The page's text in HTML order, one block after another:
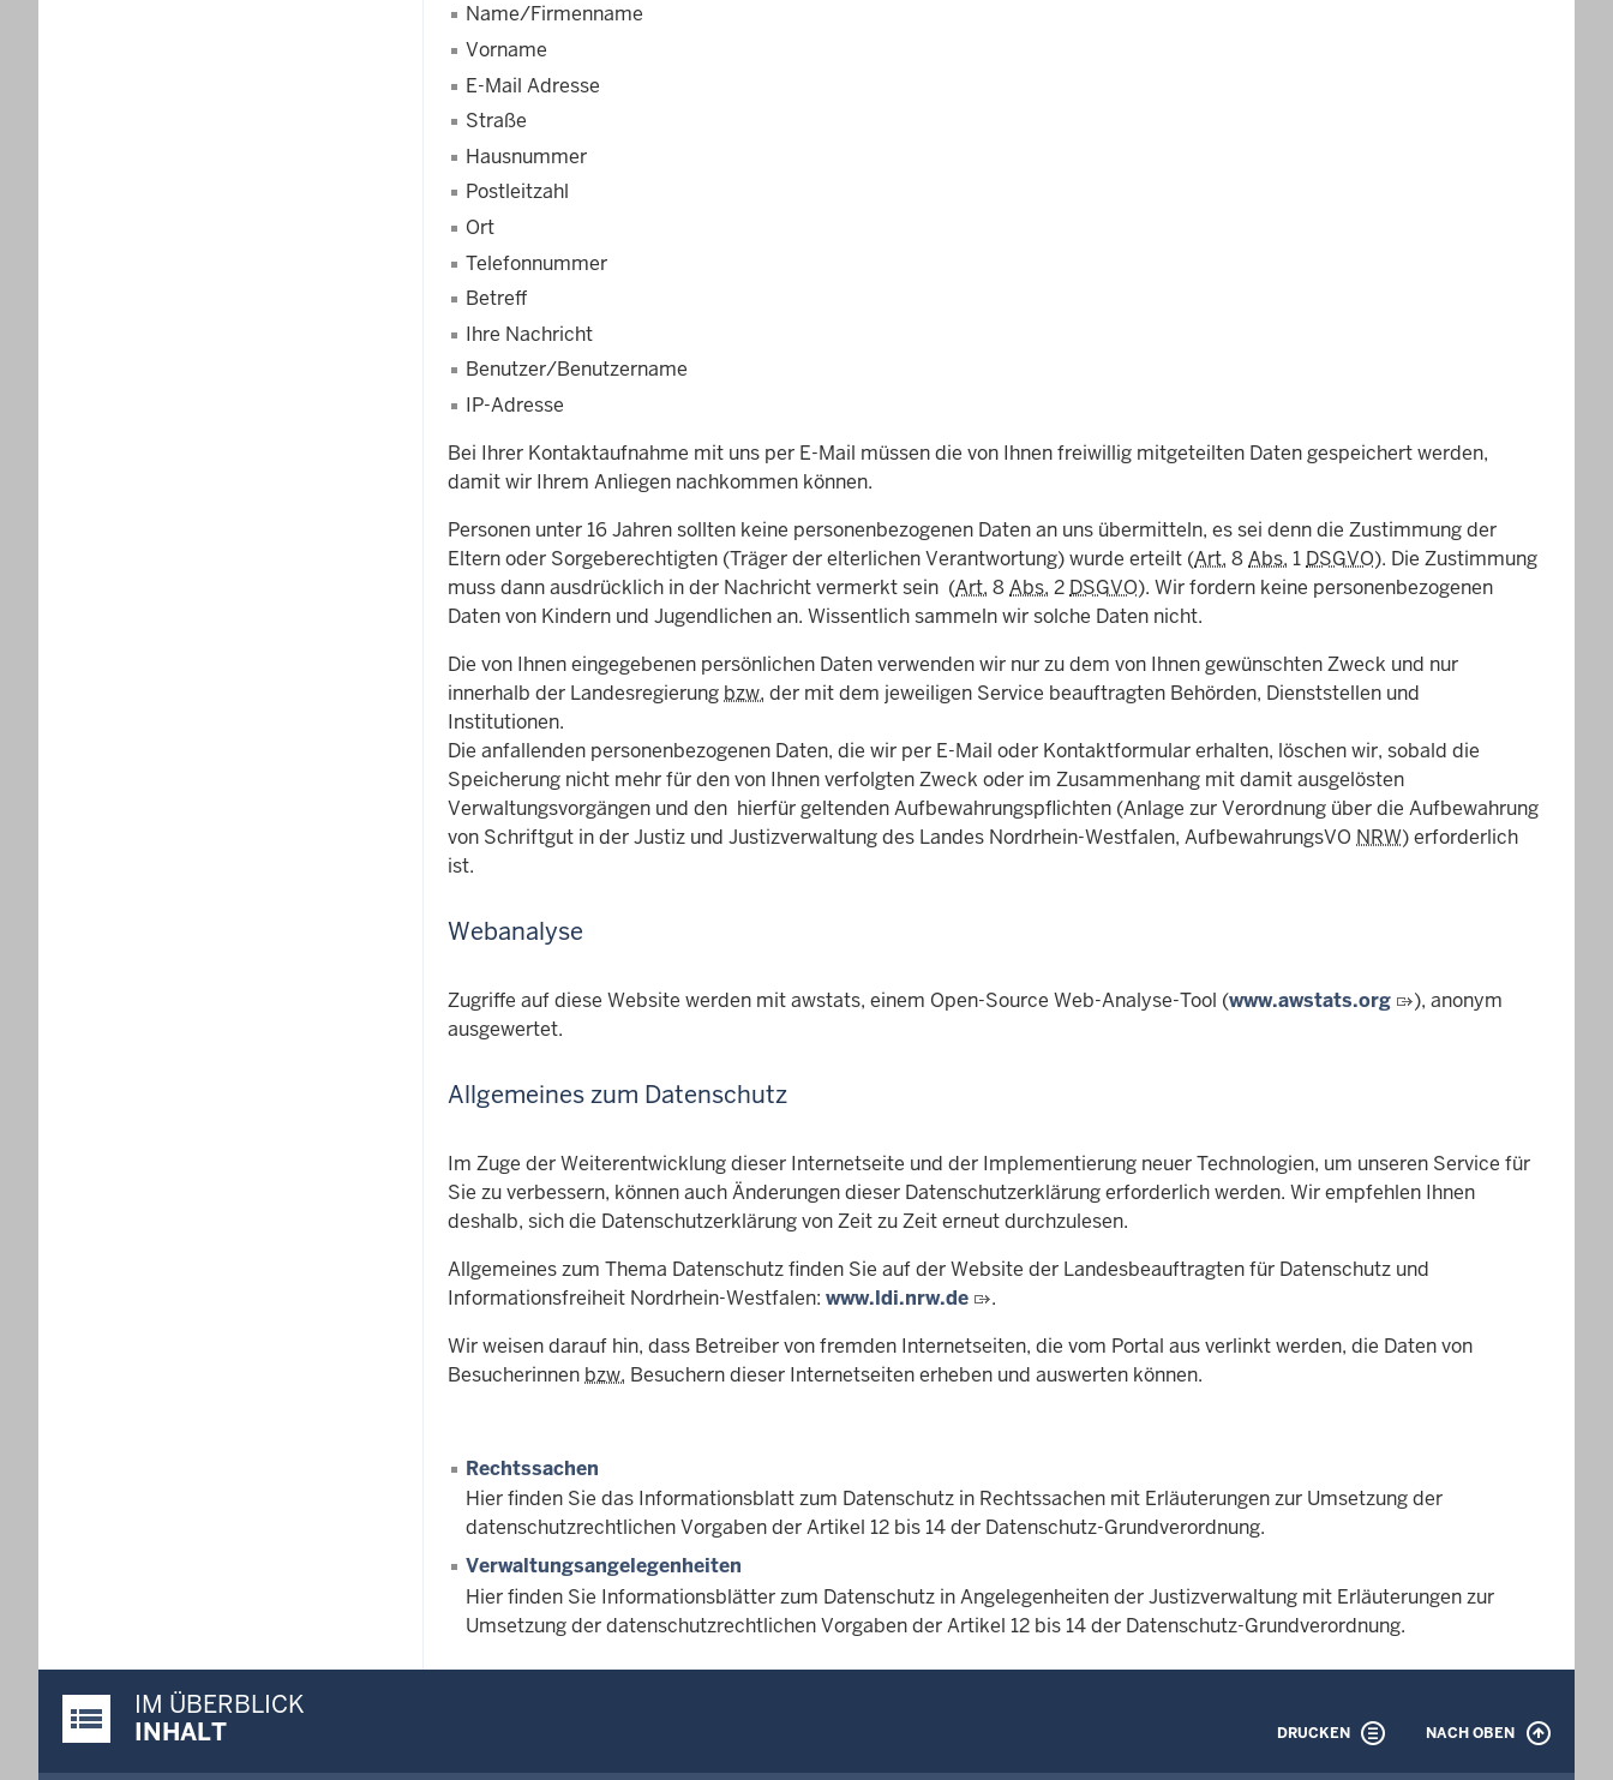
Name/Firmenname
Vorname
E-Mail Adresse
Straße
Hausnummer
Postleitzahl
Ort
Telefonnummer
Betreff
Ihre Nachricht
Benutzer/Benutzername
IP-Adresse
Bei Ihrer Kontaktaufnahme mit uns per E-Mail müssen die von Ihnen freiwillig mitgeteilten Daten gespeichert werden,
damit wir Ihrem Anliegen nachkommen können.
Personen unter 16 Jahren sollten keine personenbezogenen Daten an uns übermitteln, es sei denn die Zustimmung der
Eltern oder Sorgeberechtigten (Träger der elterlichen Verantwortung) wurde erteilt (Art. 8Abs. 1 DSGVO). Die Zustimmung
muss dann ausdrücklich in der Nachricht vermerkt sein (Art. 8Abs. 2 DSGVO). Wir fordern keine personenbezogenen
Daten von Kindern und Jugendlichen an. Wissentlich sammeln wir solche Daten nicht.
Die von Ihnen eingegebenen persönlichen Daten verwenden wir nur zu dem von Ihnen gewünschten Zweck und nur
innerhalb der Landesregierung bzw. der mit dem jeweiligen Service beauftragten Behörden, Dienststellen und
Institutionen.
Die anfallenden personenbezogenen Daten, die wir per E-Mail oder Kontaktformular erhalten, löschen wir, sobald die
Speicherung nicht mehr für den von Ihnen verfolgten Zweck oder im Zusammenhang mit damit ausgelösten
Verwaltungsvorgängen und den hierfür geltenden Aufbewahrungspflichten (Anlage zur Verordnung über die Aufbewahrung
von Schriftgut in der Justiz und Justizverwaltung des Landes Nordrhein-Westfalen, AufbewahrungsVO NRW) erforderlich
ist.
Webanalyse
Zugriffe auf diese Website werden mit awstats, einem Open-Source Web-Analyse-Tool (www.awstats.org
), anonym
ausgewertet.
Allgemeines zum Datenschutz
Im Zuge der Weiterentwicklung dieser Internetseite und der Implementierung neuer Technologien, um unseren Service für
Sie zu verbessern, können auch Änderungen dieser Datenschutzerklärung erforderlich werden. Wir empfehlen Ihnen
deshalb, sich die Datenschutzerklärung von Zeit zu Zeit erneut durchzulesen.
Allgemeines zum Thema Datenschutz finden Sie auf der Website der Landesbeauftragten für Datenschutz und
Informationsfreiheit Nordrhein-Westfalen: www.ldi.nrw.de
.
Wir weisen darauf hin, dass Betreiber von fremden Internetseiten, die vom Portal aus verlinkt werden, die Daten von
Besucherinnen bzw. Besuchern dieser Internetseiten erheben und auswerten können.
Rechtssachen
Hier finden Sie das Informationsblatt zum Datenschutz in Rechtssachen mit Erläuterungen zur Umsetzung der
datenschutzrechtlichen Vorgaben der Artikel 12 bis 14 der Datenschutz-Grundverordnung.
Verwaltungsangelegenheiten
Hier finden Sie Informationsblätter zum Datenschutz in Angelegenheiten der Justizverwaltung mit Erläuterungen zur
Umsetzung der datenschutzrechtlichen Vorgaben der Artikel 12 bis 14 der Datenschutz-Grundverordnung.
Justiz-Portal im Überblick:
IM ÜBERBLICK
INHALT
DRUCKEN NACH OBEN